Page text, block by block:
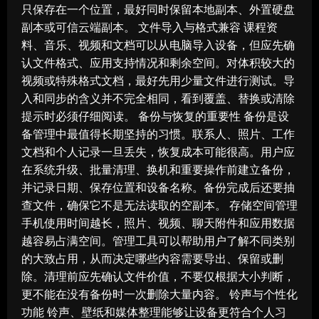
只保存在一个位置，最好同时保留本地副本、外置硬盘
副本或可信云端副本。 文件导入与格式兼容 课程资
料、音乐、视频和文档可以从电脑导入设备，但应先确
认文件格式、应用支持情况和剩余空间。对体积较大的
视频或特殊格式文档，最好先用少量文件进行测试。导
入和同步的含义并不完全相同，看到覆盖、替换或清除
提示时必须仔细阅读。 备份与恢复的重要性 备份是设
备管理中最值得长期坚持的习惯。联系人、照片、工作
文档和个人记录一旦丢失，恢复成本可能很高。用户应
在系统升级、批量清理、换机和重要操作前建立备份，
并记录日期、保存位置和设备名称。备份完成后还要抽
查文件，确保它不是无法读取的空副本。 存储空间管理
手机使用时间越长，照片、视频、聊天附件和应用数据
越容易占满空间。管理工具可以帮助用户了解不同类别
的大致占用，从而决定哪些内容需要导出、保留或删
除。清理前应先确认文件价值，不要仅根据大小判断，
更不能在没有备份时一次删除大量内容。 铃声与个性化
功能 铃声、壁纸和媒体整理能够让设备更符合个人习